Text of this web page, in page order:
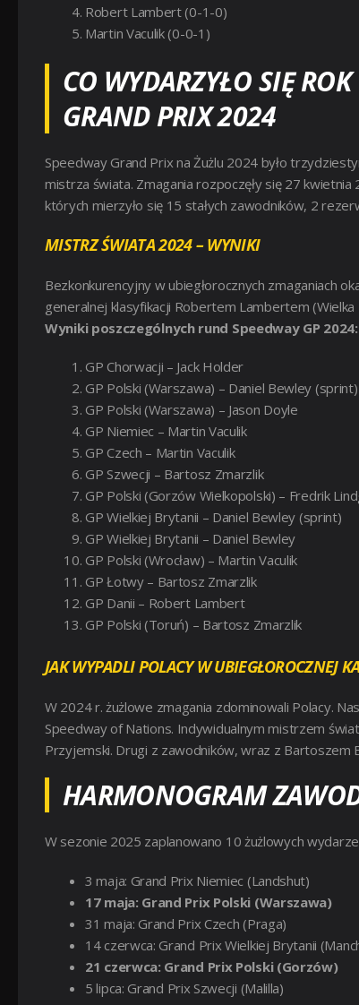
Robert Lambert (0-1-0)
Martin Vaculik (0-0-1)
CO WYDARZYŁO SIĘ
GRAND PRIX 2024
Speedway Grand Prix na Żużlu 2024 było
mistrza świata. Zmagania rozpoczęły się 27 kwietnia
których mierzyło się 15 stałych zawodników, 2
MISTRZ ŚWIATA 2024 – WYNIKI
Bezkonkurencyjny w ubiegłorocznych zmaganiach
generalnej klasyfikacji Robertem Lambertem
Wyniki poszczególnych rund Speedway GP 2024:
GP Chorwacji – Jack Holder
GP Polski (Warszawa) – Daniel Bewley (sprint)
GP Polski (Warszawa) – Jason Doyle
GP Niemiec – Martin Vaculik
GP Czech – Martin Vaculik
GP Szwecji – Bartosz Zmarzlik
GP Polski (Gorzów Wielkopolski) – Fredrik
GP Wielkiej Brytanii – Daniel Bewley (sprint)
GP Wielkiej Brytanii – Daniel Bewley
GP Polski (Wrocław) – Martin Vaculik
GP Łotwy – Bartosz Zmarzlik
GP Danii – Robert Lambert
GP Polski (Toruń) – Bartosz Zmarzlik
JAK WYPADLI POLACY W UBIEGŁOROCZNEJ
W 2024 r. żużlowe zmagania zdominowali Polacy.
Speedway of Nations. Indywidualnym mistrzem
Przyjemski. Drugi z zawodników, wraz z Bartoszem
HARMONOGRAM
W sezonie 2025 zaplanowano 10 żużlowych
3 maja: Grand Prix Niemiec (Landshut)
17 maja: Grand Prix Polski (Warszawa)
31 maja: Grand Prix Czech (Praga)
14 czerwca: Grand Prix Wielkiej Brytanii
21 czerwca: Grand Prix Polski (Gorzów)
5 lipca: Grand Prix Szwecji (Malilla)